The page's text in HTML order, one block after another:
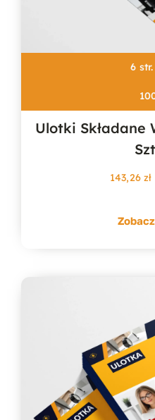
6
Ulotki Składane
143,26zł